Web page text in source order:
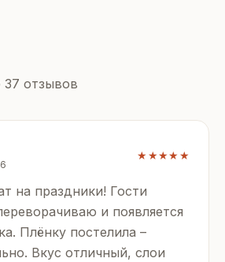
37 отзывов
★★★★★
на праздники! Гости
и появляется
Плёнку постелила –
Вкус отличный, слои